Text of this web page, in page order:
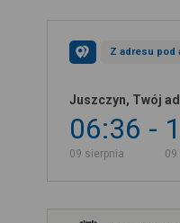
Z adresu pod
Juszczyn, Twój
06:36
09 sierpnia 09